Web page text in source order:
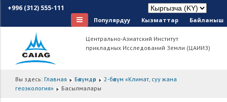
+996 (312) 555-111
Популярдуу Кызматтар Байланыш
Центрально-Азиатский Институт
прикладных Исследований Земли (ЦАИИЗ)
Вы здесь: Главная Бөлүмдөр
2-бөлүм «Климат, суу жана
геоэкология»
Басылмалары